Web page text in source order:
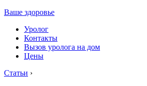
Ваше здоровье
Уролог
Контакты
Вызов уролога на дом
Цены
Статьи ›